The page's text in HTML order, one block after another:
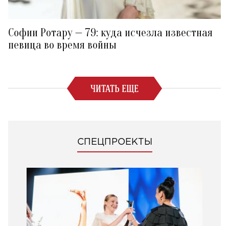
Софии Ротару — 79: куда исчезла известная
певица во время войны
ЧИТАТЬ ЕЩЕ
СПЕЦПРОЕКТЫ